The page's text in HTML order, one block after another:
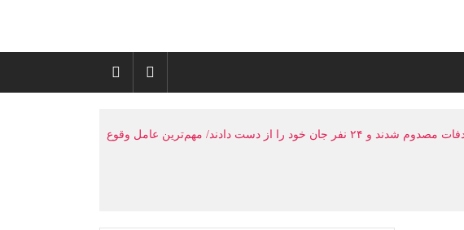
پلیس راهور: پایان طرح ترافیکی اربعین با ثبت ۶۷ میلیون تردد/ در طول ۲۰ روز، ۱۵۴ نفر در تصادفات مصدوم شدند و ۲۴ نفر جان خود را از دست دادند/ مهم‌ترین عامل وقوع